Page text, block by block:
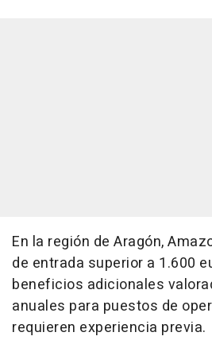
En la región de Aragón,
de entrada superior a 1.600
beneficios adicionales
anuales para puestos de
requieren experiencia previa.